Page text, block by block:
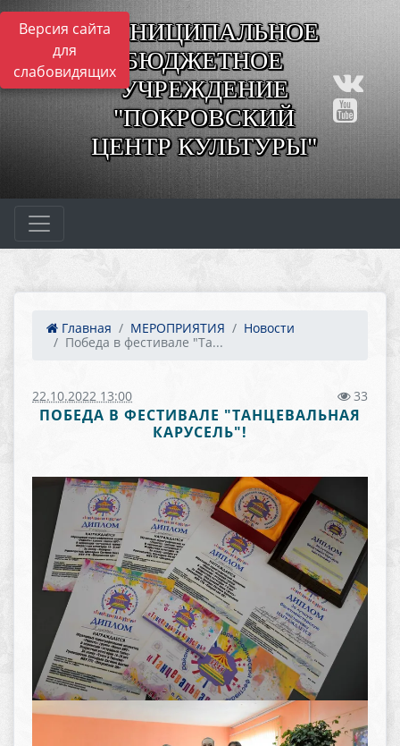
Версия сайта
для
слабовидящих
МУНИЦИПАЛЬНОЕ
БЮДЖЕТНОЕ
УЧРЕЖДЕНИЕ
"ПОКРОВСКИЙ
ЦЕНТР КУЛЬТУРЫ"
Главная МЕРОПРИЯТИЯ
Новости
Победа в фестивале "Та...
22.10.2022 13:00 33
ПОБЕДА В ФЕСТИВАЛЕ "ТАНЦЕВАЛЬНАЯ
КАРУСЕЛЬ"!